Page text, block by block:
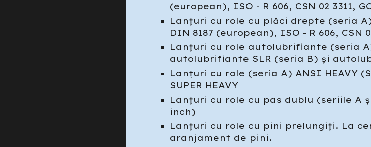
(european), ISO - R 606, CSN 02 3311,
Lanțuri cu role cu plăci drepte (seria
DIN 8187 (european), ISO - R 606, CSN
Lanțuri cu role autolubrifiante (seria
autolubrifiante SLR (seria B) și
Lanțuri cu role (seria A) ANSI HEAVY
SUPER HEAVY
Lanțuri cu role cu pas dublu (seriile A
inch)
Lanțuri cu role cu pini prelungiți. La
aranjament de pini.